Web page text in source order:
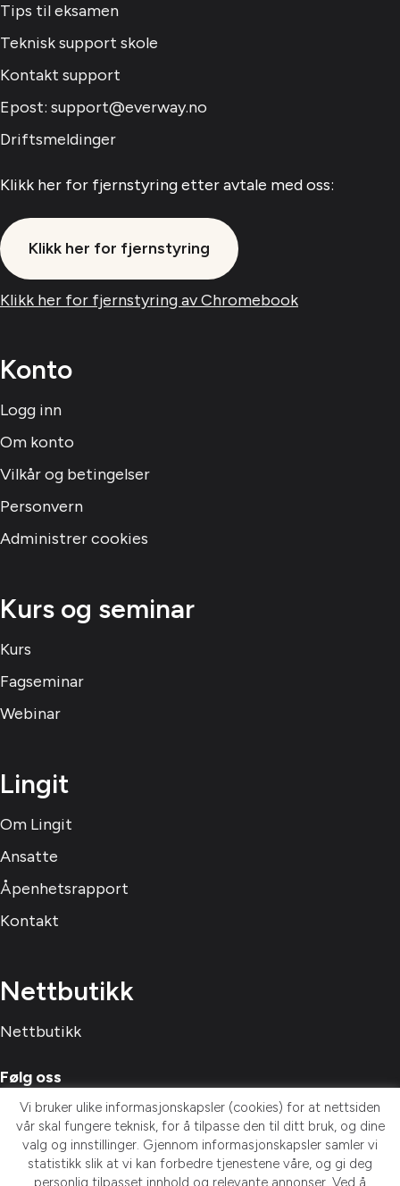
Tips til eksamen
Teknisk support skole
Kontakt support
Epost: support@everway.no
Driftsmeldinger
Klikk her for fjernstyring etter avtale med oss:
Klikk her for fjernstyring
Klikk her for fjernstyring av Chromebook
Konto
Logg inn
Om konto
Vilkår og betingelser
Personvern
Administrer cookies
Kurs og seminar
Kurs
Fagseminar
Webinar
Lingit
Om Lingit
Ansatte
Åpenhetsrapport
Kontakt
Nettbutikk
Nettbutikk
Følg oss
Vi bruker ulike informasjonskapsler (cookies) for at nettsiden
vår skal fungere teknisk, for å tilpasse den til ditt bruk, og dine
valg og innstillinger. Gjennom informasjonskapsler samler vi
statistikk slik at vi kan forbedre tjenestene våre, og gi deg
personlig tilpasset innhold og relevante annonser. Ved å